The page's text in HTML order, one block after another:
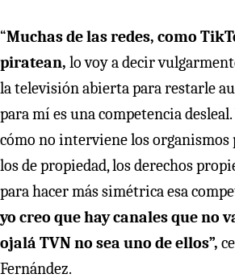
“Muchas de las redes, como
piratean, lo voy a decir
la televisión abierta para restarle
para mí es una competencia
cómo no interviene los organismos
los de propiedad, los derechos
para hacer más simétrica esa
yo creo que hay canales que no
ojalá TVN no sea uno de ellos”,
Fernández.